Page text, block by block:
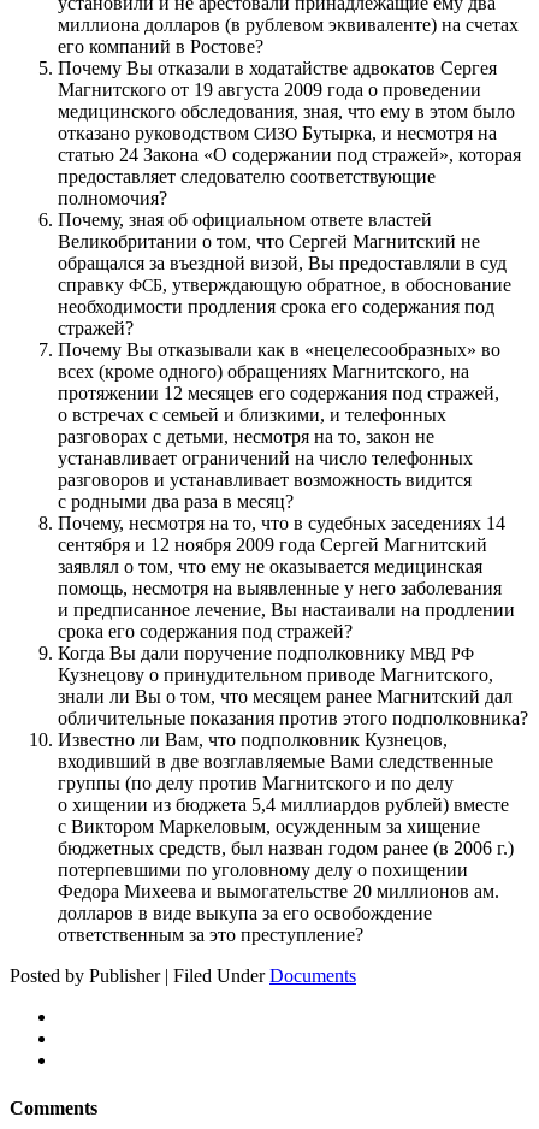
миллиона долларов (в рублевом эквиваленте) на счетах
его компаний в Ростове?
Почему Вы отказали в ходатайстве адвокатов Сергея
Магнитского от 19 августа 2009 года о проведении
медицинского обследования, зная, что ему в этом было
отказано руководством СИЗО Бутырка, и несмотря на
статью 24 Закона «О содержании под стражей», которая
предоставляет следователю соответствующие
полномочия?
Почему, зная об официальном ответе властей
Великобритании о том, что Сергей Магнитский не
обращался за въездной визой, Вы предоставляли в суд
справку ФСБ, утверждающую обратное, в обоснование
необходимости продления срока его содержания под
стражей?
Почему Вы отказывали как в «нецелесообразных» во
всех (кроме одного) обращениях Магнитского, на
протяжении 12 месяцев его содержания под стражей,
о встречах с семьей и близкими, и телефонных
разговорах с детьми, несмотря на то, закон не
устанавливает ограничений на число телефонных
разговоров и устанавливает возможность видится
с родными два раза в месяц?
Почему, несмотря на то, что в судебных заседениях 14
сентября и 12 ноября 2009 года Сергей Магнитский
заявлял о том, что ему не оказывается медицинская
помощь, несмотря на выявленные у него заболевания
и предписанное лечение, Вы настаивали на продлении
срока его содержания под стражей?
Когда Вы дали поручение подполковнику МВД РФ
Кузнецову о принудительном приводе Магнитского,
знали ли Вы о том, что месяцем ранее Магнитский дал
обличительные показания против этого подполковника?
Известно ли Вам, что подполковник Кузнецов,
входивший в две возглавляемые Вами следственные
группы (по делу против Магнитского и по делу
о хищении из бюджета 5,4 миллиардов рублей) вместе
с Виктором Маркеловым, осужденным за хищение
бюджетных средств, был назван годом ранее (в 2006 г.)
потерпевшими по уголовному делу о похищении
Федора Михеева и вымогательстве 20 миллионов ам.
долларов в виде выкупа за его освобождение
ответственным за это преступление?
Posted by Publisher | Filed UnderDocuments
Comments